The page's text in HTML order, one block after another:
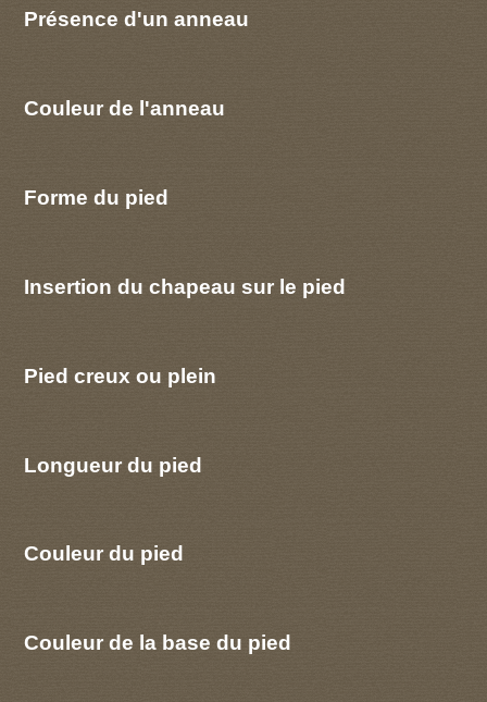
Présence d'un anneau
Couleur de l'anneau
Forme du pied
Insertion du chapeau sur le pied
Pied creux ou plein
Longueur du pied
Couleur du pied
Couleur de la base du pied